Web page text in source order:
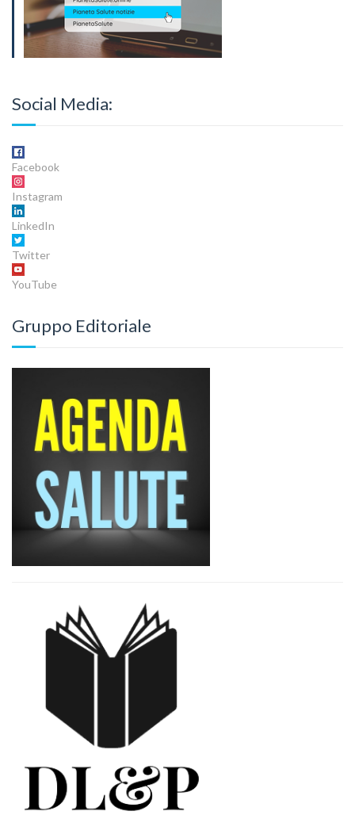
Social Media:
Facebook
Instagram
LinkedIn
Twitter
YouTube
Gruppo Editoriale